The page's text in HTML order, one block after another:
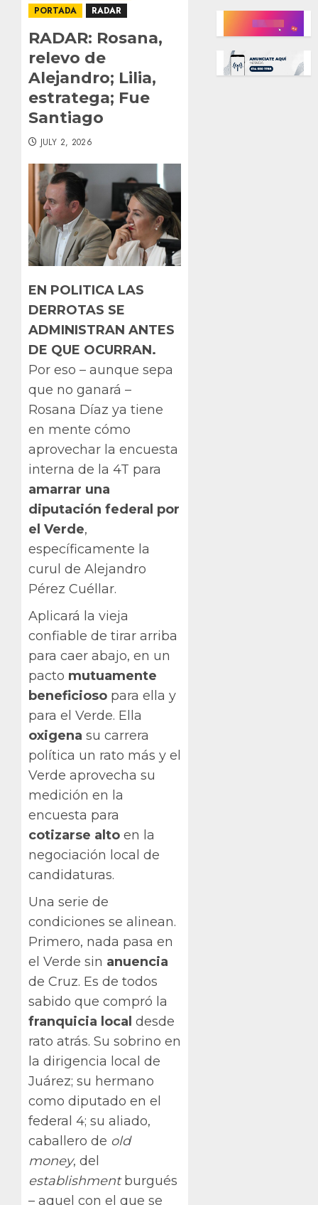
PORTADA
RADAR
RADAR: Rosana,
relevo de
Alejandro; Lilia,
estratega; Fue
Santiago
JULY 2, 2026
EN POLITICA LAS
DERROTAS SE
ADMINISTRAN ANTES
DE QUE OCURRAN.
Por eso – aunque sepa
que no ganará –
Rosana Díaz ya tiene
en mente cómo
aprovechar la encuesta
interna de la 4T para
amarrar una
diputación federal por
el Verde,
específicamente la
curul de Alejandro
Pérez Cuéllar.
Aplicará la vieja
confiable de tirar arriba
para caer abajo, en un
pacto mutuamente
beneficioso para ella y
para el Verde. Ella
oxigena su carrera
política un rato más y el
Verde aprovecha su
medición en la
encuesta para
cotizarse alto en la
negociación local de
candidaturas.
Una serie de
condiciones se alinean.
Primero, nada pasa en
el Verde sin anuencia
de Cruz. Es de todos
sabido que compró la
franquicia local desde
rato atrás. Su sobrino en
la dirigencia local de
Juárez; su hermano
como diputado en el
federal 4; su aliado,
caballero de old
money, del
establishmentburgués
– aquel con el que se